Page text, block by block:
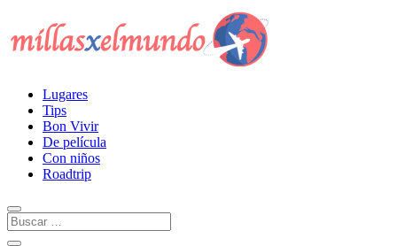
Lugares
Tips
Bon Vivir
De película
Con niños
Roadtrip